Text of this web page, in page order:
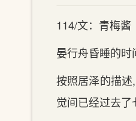
114/文：青梅酱
晏行舟昏睡的时
按照居泽的描
觉间‌已经过去了